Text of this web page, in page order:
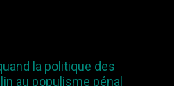
la politique des
au populisme pénal